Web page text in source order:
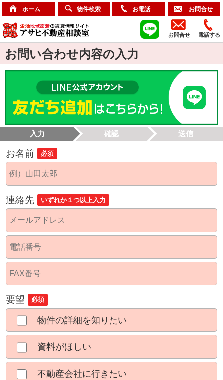
ホーム 物件検索 お電話 お問合せ
電話する
お問合せ
お問い合わせ内容の入力
入力 確認 送信
お名前 必須
連絡先 いずれか１つ以上入力
要望 必須
物件の詳細を知りたい
資料がほしい
不動産会社に行きたい